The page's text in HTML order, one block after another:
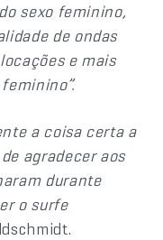
sexo feminino,
de ondas
e mais
a coisa certa a
agradecer aos
durante
o surfe